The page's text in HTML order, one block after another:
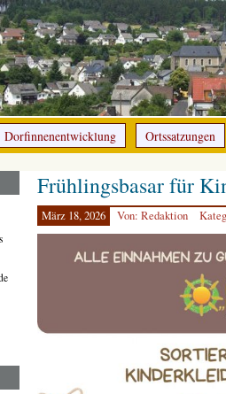
Dorfinnenentwicklung Ortssatzungen
Frühlingsbasar für
März 18, 2026 Von: Redaktion